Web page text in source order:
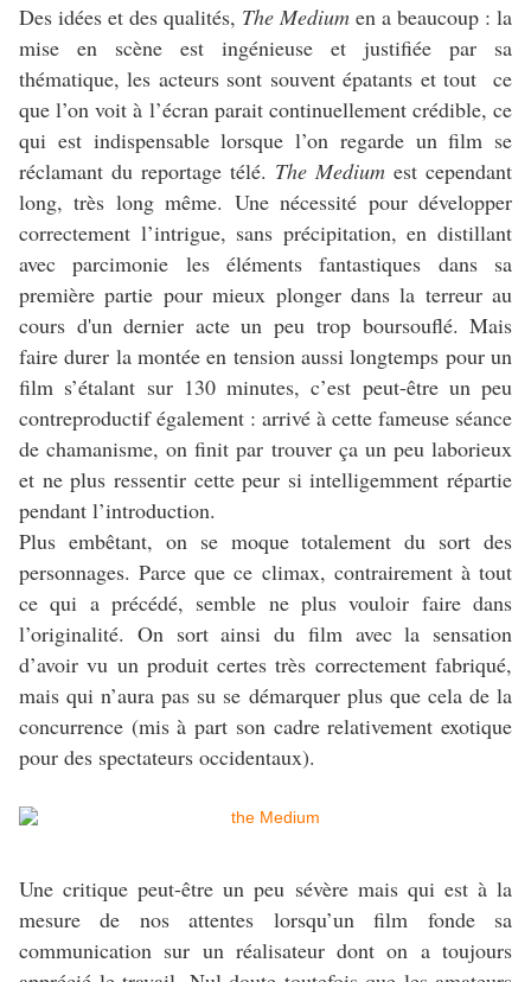
Des idées et des qualités, The Medium en a beaucoup : la
mise en scène est ingénieuse et justifiée par sa
thématique, les acteurs sont souvent épatants et tout ce
que l’on voit à l’écran parait continuellement crédible, ce
qui est indispensable lorsque l’on regarde un film se
réclamant du reportage télé. The Medium est cependant
long, très long même. Une nécessité pour développer
correctement l’intrigue, sans précipitation, en distillant
avec parcimonie les éléments fantastiques dans sa
première partie pour mieux plonger dans la terreur au
cours d'un dernier acte un peu trop boursouflé. Mais
faire durer la montée en tension aussi longtemps pour un
film s’étalant sur 130 minutes, c’est peut-être un peu
contreproductif également : arrivé à cette fameuse séance
de chamanisme, on finit par trouver ça un peu laborieux
et ne plus ressentir cette peur si intelligemment répartie
pendant l’introduction.
Plus embêtant, on se moque totalement du sort des
personnages. Parce que ce climax, contrairement à tout
ce qui a précédé, semble ne plus vouloir faire dans
l’originalité. On sort ainsi du film avec la sensation
d’avoir vu un produit certes très correctement fabriqué,
mais qui n’aura pas su se démarquer plus que cela de la
concurrence (mis à part son cadre relativement exotique
pour des spectateurs occidentaux).
Une critique peut-être un peu sévère mais qui est à la
mesure de nos attentes lorsqu’un film fonde sa
communication sur un réalisateur dont on a toujours